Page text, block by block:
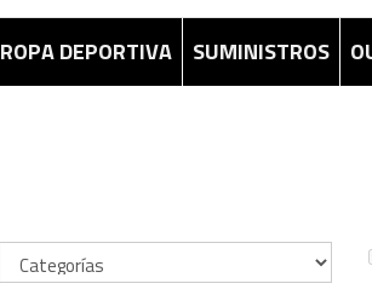
ROPA DEPORTIVA SUMINISTROS